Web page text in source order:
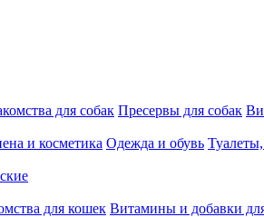
для собак Пресервы для собак
и косметика Одежда и обувь
для кошек Витамины и добавки